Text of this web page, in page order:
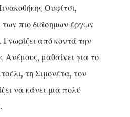
Ουφίτσι,
πιο διάσημων έργων
από κοντά την
Ανέμους, μαθαίνει για το
τη Σιμονέτα, τον
να κάνει μια πολύ